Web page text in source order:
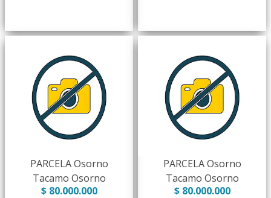
PARCELA Osorno
Tacamo Osorno
$ 80.000.000
PARCELA Osorno
Tacamo Osorno
$ 80.000.000